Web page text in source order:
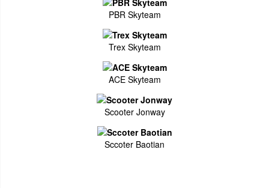
PBR Skyteam
Trex Skyteam
ACE Skyteam
Scooter Jonway
Sccoter Baotian